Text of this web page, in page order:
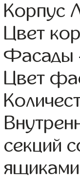
Корпус
Цвет
Фасады
Цвет
секций